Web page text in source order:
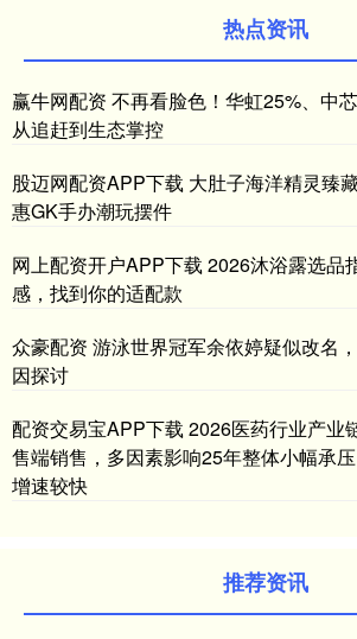
热点资讯
赢牛网配资 不再看脸色！华虹25%、中
从追赶到生态掌控
股迈网配资APP下载 大肚子海洋精灵臻
惠GK手办潮玩摆件
网上配资开户APP下载 2026沐浴露选品
感，找到你的适配款
众豪配资 游泳世界冠军余依婷疑似改名
因探讨
配资交易宝APP下载 2026医药行业产业
售端销售，多因素影响25年整体小幅承
增速较快
推荐资讯